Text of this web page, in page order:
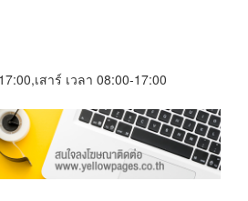
เสาร์ เวลา 08:00-17:00